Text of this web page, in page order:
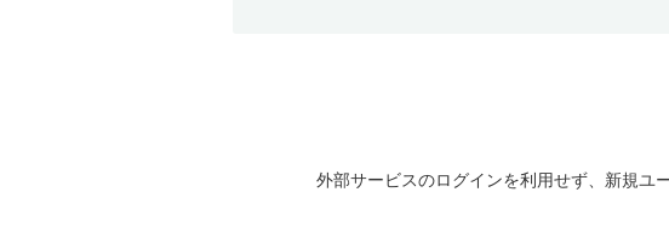
外部サービスのログインを利用せず、新規ユ